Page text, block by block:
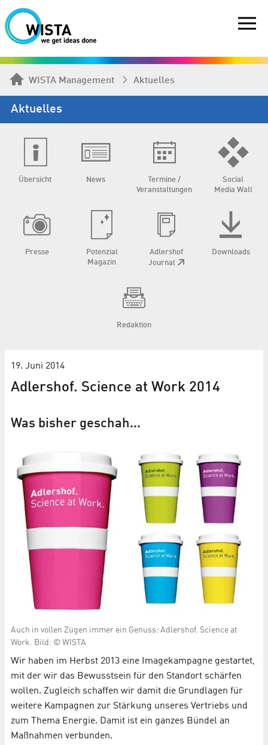
WISTA Management Aktuelles
Aktuelles
Übersicht News
Termine /
Veranstaltungen
Social
Media Wall
Presse
Potenzial
Magazin
Adlershof
Journal
Downloads
Redaktion
19. Juni 2014
Adlershof. Science at Work 2014
Was bisher geschah...
Auch in vollen Zügen immer ein Genuss: Adlershof. Science at
Work. Bild: © WISTA
Wir haben im Herbst 2013 eine Imagekampagne gestartet,
mit der wir das Bewusstsein für den Standort schärfen
wollen. Zugleich schaffen wir damit die Grundlagen für
weitere Kampagnen zur Stärkung unseres Vertriebs und
zum Thema Energie. Damit ist ein ganzes Bündel an
Maßnahmen verbunden.